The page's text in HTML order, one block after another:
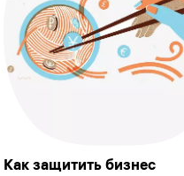
Как защитить бизнес